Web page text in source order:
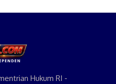
Hukum RI -